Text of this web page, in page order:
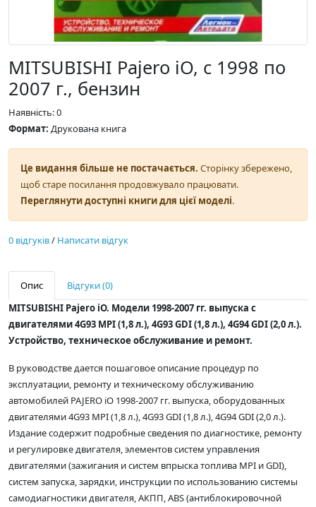
MITSUBISHI Pajero iO, с 1998 по
2007 г., бензин
Наявність: 0
Формат: Друкована книга
Це видання більше не постачається. Сторінку збережено,
щоб старе посилання продовжувало працювати.
Переглянути доступні книги для цієї моделі.
0 відгуків/ Написати відгук
Опис
Відгуки (0)
MITSUBISHI Pajero iO. Модели 1998-2007 гг. выпуска с
двигателями 4G93 MPI (1,8 л.), 4G93 GDI (1,8 л.), 4G94 GDI (2,0 л.).
Устройство, техническое обслуживание и ремонт.
В руководстве дается пошаговое описание процедур по
эксплуатации, ремонту и техническому обслуживанию
автомобилей PAJERO iO 1998-2007 гг. выпуска, оборудованных
двигателями 4G93 MPI (1,8 л.), 4G93 GDI (1,8 л.), 4G94 GDI (2,0 л.).
Издание содержит подробные сведения по диагностике, ремонту
и регулировке двигателя, элементов систем управления
двигателями (зажигания и систем впрыска топлива MPI и GDI),
систем запуска, зарядки, инструкции по использованию системы
самодиагностики двигателя, АКПП, ABS (антиблокировочной